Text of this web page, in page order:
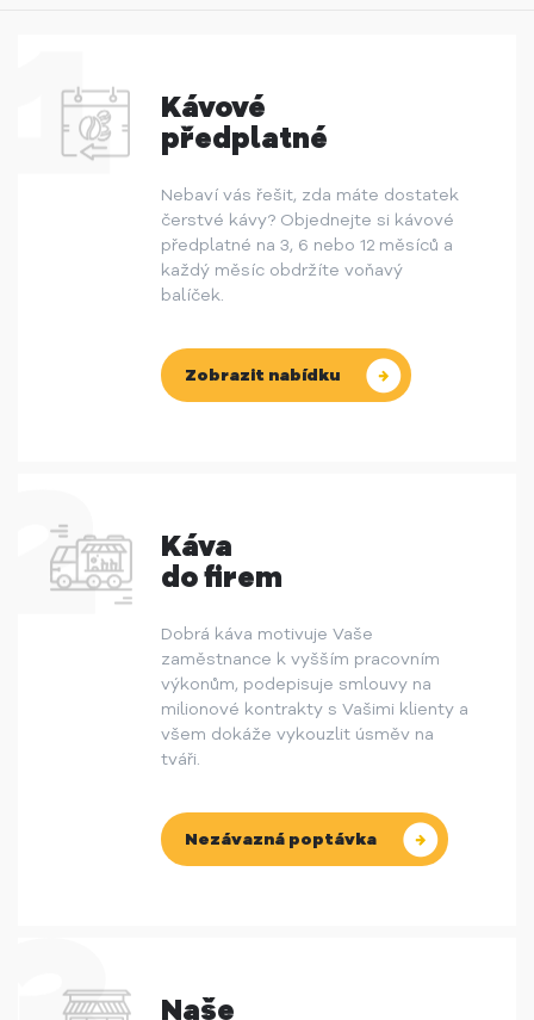
Kávové
předplatné
Nebaví vás řešit, zda máte dostatek
čerstvé kávy? Objednejte si kávové
předplatné na 3, 6 nebo 12 měsíců a
každý měsíc obdržíte voňavý
balíček.
Zobrazit nabídku
Káva
do firem
Dobrá káva motivuje Vaše
zaměstnance k vyšším pracovním
výkonům, podepisuje smlouvy na
milionové kontrakty s Vašimi klienty a
všem dokáže vykouzlit úsměv na
tváři.
Nezávazná poptávka
Naše